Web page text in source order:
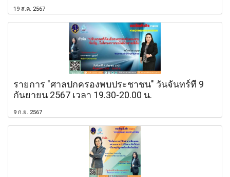
19 ส.ค. 2567
รายการ "ศาลปกครองพบประชาชน" วันจันทร์ที่ 9
กันยายน 2567 เวลา 19.30-20.00 น.
9 ก.ย. 2567